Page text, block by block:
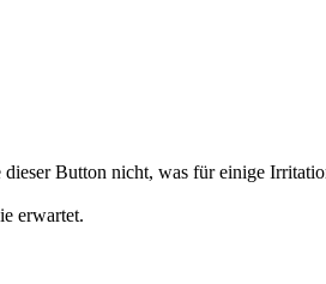
Button nicht, was für einige
erwartet.